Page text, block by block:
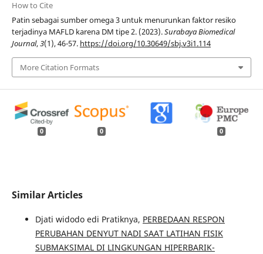
How to Cite
Patin sebagai sumber omega 3 untuk menurunkan faktor resiko
terjadinya MAFLD karena DM tipe 2. (2023).Surabaya Biomedical
Journal,3(1), 46-57. https://doi.org/10.30649/sbj.v3i1.114
More Citation Formats
0 0 0
Similar Articles
Djati widodo edi Pratiknya, PERBEDAAN RESPON
PERUBAHAN DENYUT NADI SAAT LATIHAN FISIK
SUBMAKSIMAL DI LINGKUNGAN HIPERBARIK-